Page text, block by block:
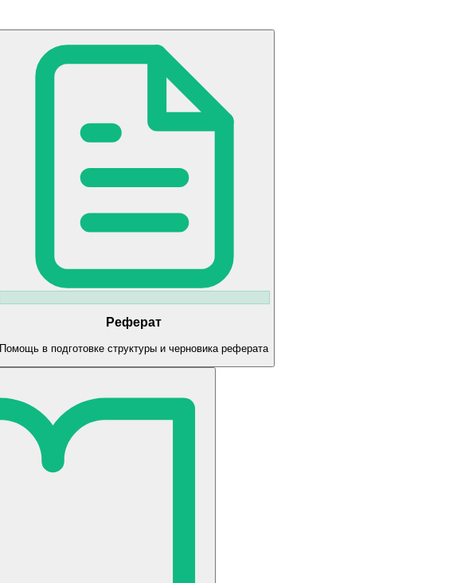
Реферат
Помощь в подготовке структуры и черновика реферата